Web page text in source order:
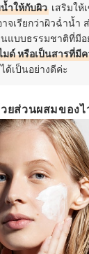
ำให้กับผิว เสริมให้
จเรียกว่าผิวฉ่ำน้ำ
แบบธรรมชาติที่มีอ
มด์ หรือเป็นสารที่มี
ด้เป็นอย่างดีค่ะ
ยส่วนผสมของไ